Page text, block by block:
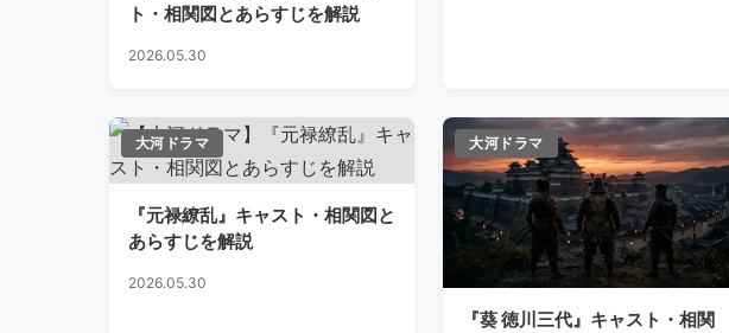
ト・相関図とあらすじを解説
2026.05.30
大河ドラマ
『元禄繚乱』キャスト・相関図と
あらすじを解説
2026.05.30
大河ドラマ
『葵 徳川三代』キャスト・相関